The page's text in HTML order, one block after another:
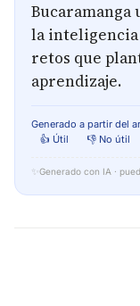
Bucaramanga
la
retos que
aprendizaje.
Generado a partir del
👍 Útil
👎 No útil
✨ Generado con IA ·